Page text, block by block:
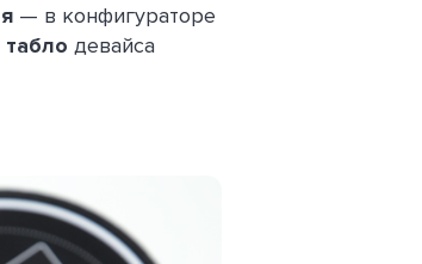
— в конфигураторе
девайса